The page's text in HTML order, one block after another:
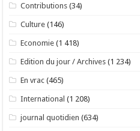
Contributions (34)
Culture (146)
Economie (1 418)
Edition du jour / Archives (1 234)
En vrac (465)
International (1 208)
journal quotidien (634)